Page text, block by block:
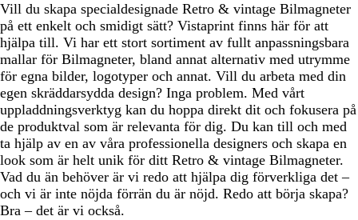
Vill du skapa specialdesignade Retro & vintage Bilmagneter
på ett enkelt och smidigt sätt? Vistaprint finns här för att
hjälpa till. Vi har ett stort sortiment av fullt anpassningsbara
mallar för Bilmagneter, bland annat alternativ med utrymme
för egna bilder, logotyper och annat. Vill du arbeta med din
egen skräddarsydda design? Inga problem. Med vårt
uppladdningsverktyg kan du hoppa direkt dit och fokusera på
de produktval som är relevanta för dig. Du kan till och med
ta hjälp av en av våra professionella designers och skapa en
look som är helt unik för ditt Retro & vintage Bilmagneter.
Vad du än behöver är vi redo att hjälpa dig förverkliga det –
och vi är inte nöjda förrän du är nöjd. Redo att börja skapa?
Bra – det är vi också.